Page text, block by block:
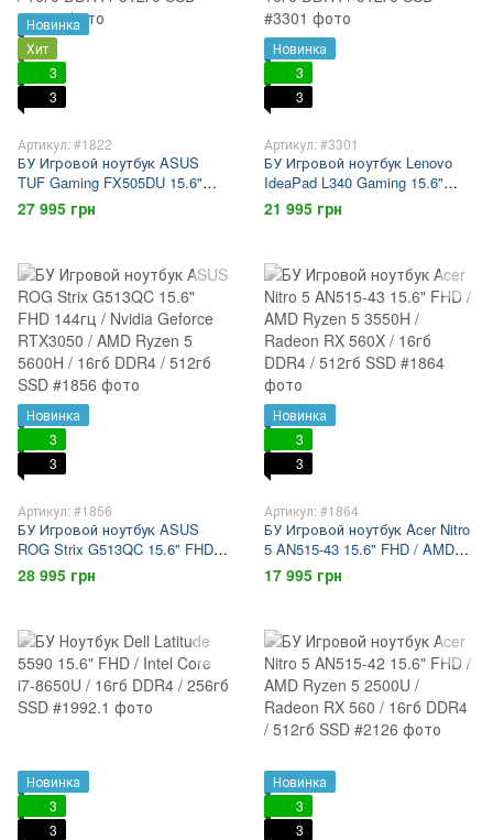
Новинка
Хит
3
3
Артикул: #1822
БУ Игровой ноутбук ASUS
TUF Gaming FX505DU 15.6"
FHD 120гц / Nvidia Geforce GTX
1660Ti / Ryzen 7-3750H / 16гб
27 995 грн
Новинка
3
3
Артикул: #3301
БУ Игровой ноутбук Lenovo
IdeaPad L340 Gaming 15.6"
FHD / Intel Core i5-9300HF /
GTX 1650 / 16гб DDR4 / 512гб
21 995 грн
Новинка
3
3
Артикул: #1856
БУ Игровой ноутбук ASUS
ROG Strix G513QC 15.6" FHD
144гц / Nvidia Geforce RTX3050
/ AMD Ryzen 5 5600H / 16гб
28 995 грн
Новинка
3
3
Артикул: #1864
БУ Игровой ноутбук Acer Nitro
5 AN515-43 15.6" FHD / AMD
Ryzen 5 3550H / Radeon RX
560X / 16гб DDR4 / 512гб SSD
17 995 грн
Новинка
3
3
Новинка
3
3